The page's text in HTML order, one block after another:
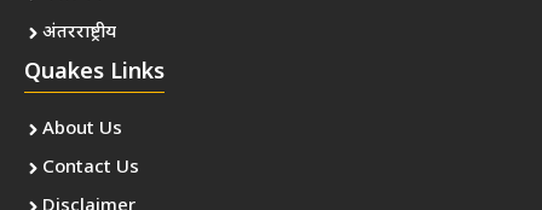
अंतरराष्ट्रीय
Quakes Links
About Us
Contact Us